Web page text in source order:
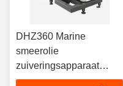
DHZ360 Marine
smeerolie
zuiveringsapparaat
schijf olieseparator